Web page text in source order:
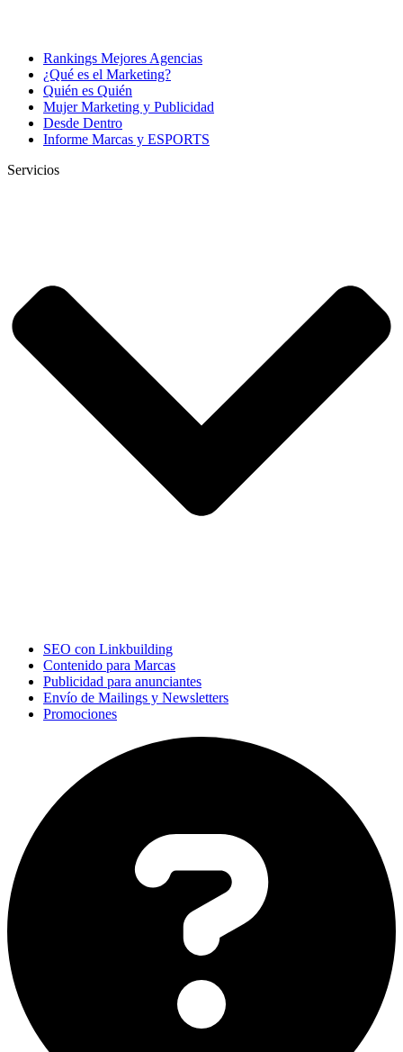
Rankings Mejores Agencias
¿Qué es el Marketing?
Quién es Quién
Mujer Marketing y Publicidad
Desde Dentro
Informe Marcas y ESPORTS
Servicios
SEO con Linkbuilding
Contenido para Marcas
Publicidad para anunciantes
Envío de Mailings y Newsletters
Promociones